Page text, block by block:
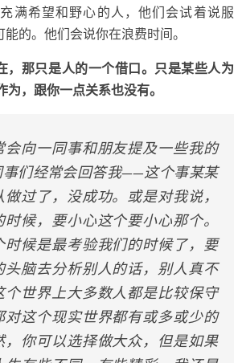
满希望和野心的人，他们会试着说服
的。他们会说你在浪费时间。
，那只是人的一个借口。只是某些人为
为，跟你一点关系也没有。
会向一同事和朋友提及一些我的
事们经常会回答我——这个事某某
过了，没成功。或是对我说，
候，要小心这个要小心那个。
时候是最考验我们的时候了，要
头脑去分析别人的话，别人真不
个世界上大多数人都是比较保守
对这个现实世界都有或多或少的
，你可以选择做大众，但是如果